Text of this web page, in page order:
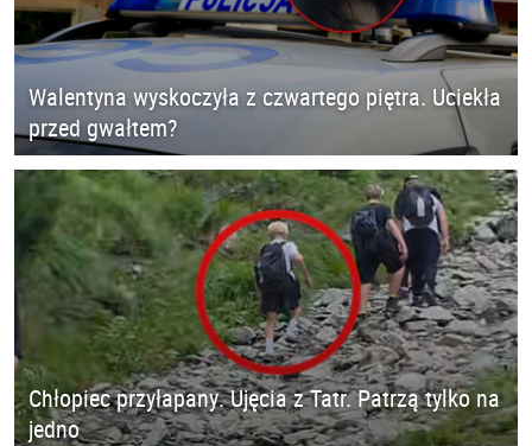
Walentyna wyskoczyła z czwartego piętra. Uciekła
przed gwałtem?
Chłopiec przyłapany. Ujęcia z Tatr. Patrzą tylko na
jedno